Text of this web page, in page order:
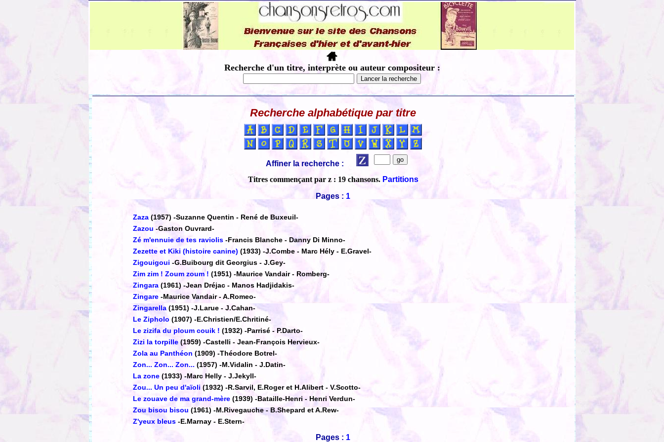
Recherche d'un titre, interprète ou auteur compositeur :
Recherche alphabétique par titre
Affiner la recherche :
Titres commençant par z : 19 chansons. Partitions
Pages : 1
Zaza (1957) -Suzanne Quentin - René de Buxeuil-
Zazou -Gaston Ouvrard-
Zé m'ennuie de tes raviolis -Francis Blanche - Danny Di Minno-
Zezette et Kiki (histoire canine) (1933) -J.Combe - Marc Hély - E.Gravel-
Zigouigoui -G.Buibourg dit Georgius - J.Gey-
Zim zim ! Zoum zoum ! (1951) -Maurice Vandair - Romberg-
Zingara (1961) -Jean Dréjac - Manos Hadjidakis-
Zingare -Maurice Vandair - A.Romeo-
Zingarella (1951) -J.Larue - J.Cahan-
Le Zipholo (1907) -E.Christien/E.Chritiné-
Le zizifa du ploum couik ! (1932) -Parrisé - P.Darto-
Zizi la torpille (1959) -Castelli - Jean-François Hervieux-
Zola au Panthéon(1909) -Théodore Botrel-
Zon... Zon... Zon...(1957) -M.Vidalin - J.Datin-
La zone (1933) -Marc Helly - J.Jekyll-
Zou... Un peu d'aïoli (1932) -R.Sarvil, E.Roger et H.Alibert - V.Scotto-
Le zouave de ma grand-mère (1939) -Bataille-Henri - Henri Verdun-
Zou bisou bisou (1961) -M.Rivegauche - B.Shepard et A.Rew-
Z'yeux bleus -E.Marnay - E.Stern-
Pages : 1